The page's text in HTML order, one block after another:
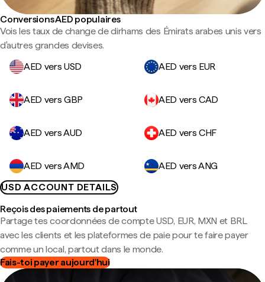
Conversions AED populaires
Vois les taux de change de dirhams des Émirats arabes unis vers
d'autres grandes devises.
AED vers USD
AED vers EUR
AED vers GBP AED vers CAD
AED vers AUD AED vers CHF
AED vers AMD
AED vers ANG
USD ACCOUNT DETAILS
Reçois des paiements de partout
Partage tes coordonnées de compte USD, EUR, MXN et BRL
avec les clients et les plateformes de paie pour te faire payer
comme un local, partout dans le monde.
Fais-toi payer aujourd'hui